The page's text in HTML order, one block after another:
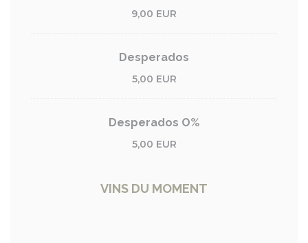
9,00 EUR
Desperados
5,00 EUR
Desperados O%
5,00 EUR
VINS DU MOMENT